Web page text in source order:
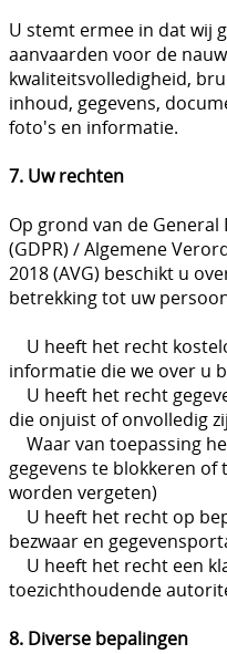
U stemt ermee in dat wij
aanvaarden voor de
kwaliteitsvolledigheid,
inhoud, gegevens,
foto's en informatie.
7. Uw rechten
Op grond van de
(GDPR) / Algemene
2018 (AVG) beschikt u
betrekking tot uw
U heeft het recht
informatie die we over u
U heeft het recht
die onjuist of onvolledig
Waar van toepassing
gegevens te blokkeren
worden vergeten)
U heeft het recht op
bezwaar en
U heeft het recht een
toezichthoudende
8. Diverse bepalingen